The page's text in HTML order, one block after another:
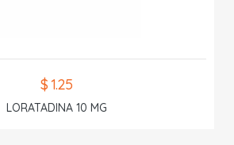
$ 1.25
LORATADINA 10 MG